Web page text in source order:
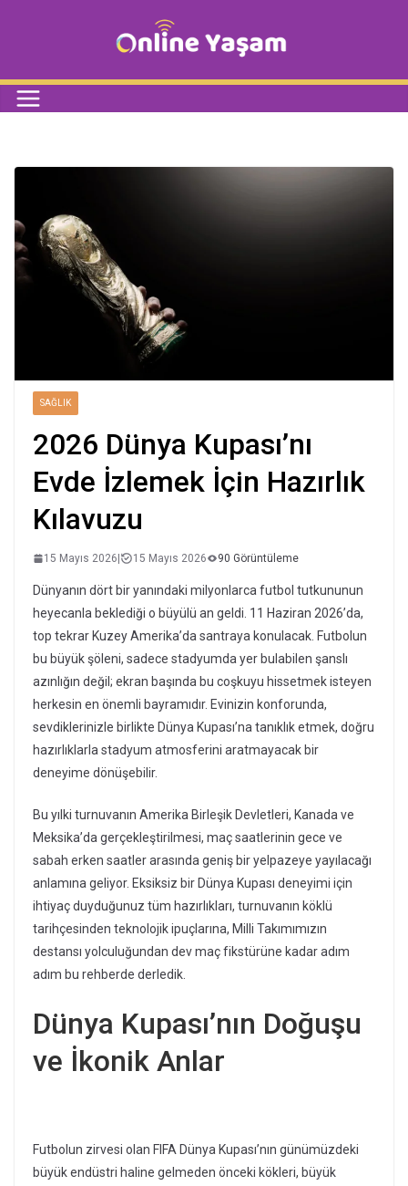
SAĞLIK
2026 Dünya Kupası’nı
Evde İzlemek İçin Hazırlık
Kılavuzu
15 Mayıs 2026| 15 Mayıs 2026 90 Görüntüleme
Dünyanın dört bir yanındaki milyonlarca futbol tutkununun
heyecanla beklediği o büyülü an geldi. 11 Haziran 2026’da,
top tekrar Kuzey Amerika’da santraya konulacak. Futbolun
bu büyük şöleni, sadece stadyumda yer bulabilen şanslı
azınlığın değil; ekran başında bu coşkuyu hissetmek isteyen
herkesin en önemli bayramıdır. Evinizin konforunda,
sevdiklerinizle birlikte Dünya Kupası’na tanıklık etmek, doğru
hazırlıklarla stadyum atmosferini aratmayacak bir
deneyime dönüşebilir.
Bu yılki turnuvanın Amerika Birleşik Devletleri, Kanada ve
Meksika’da gerçekleştirilmesi, maç saatlerinin gece ve
sabah erken saatler arasında geniş bir yelpazeye yayılacağı
anlamına geliyor. Eksiksiz bir Dünya Kupası deneyimi için
ihtiyaç duyduğunuz tüm hazırlıkları, turnuvanın köklü
tarihçesinden teknolojik ipuçlarına, Milli Takımımızın
destansı yolculuğundan dev maç fikstürüne kadar adım
adım bu rehberde derledik.
Dünya Kupası’nın Doğuşu
ve İkonik Anlar
Futbolun zirvesi olan FIFA Dünya Kupası’nın günümüzdeki
büyük endüstri haline gelmeden önceki kökleri, büyük